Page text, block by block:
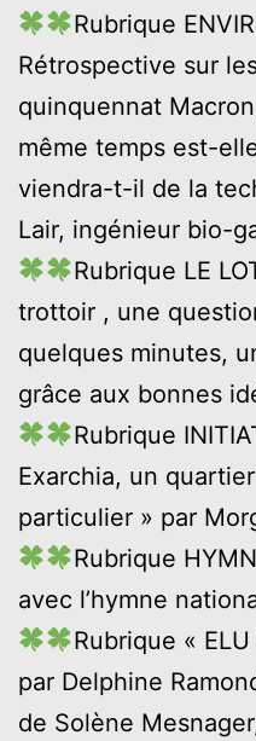
Rubrique
Rétrospective sur
quinquennat
même temps est-
viendra-t-il de la
Lair, ingénieur bio-
Rubrique LE
trottoir , une
quelques minutes,
grâce aux bonnes
Rubrique
Exarchia, un
particulier » par
Rubrique
avec l’hymne
Rubrique «
par Delphine
de Solène